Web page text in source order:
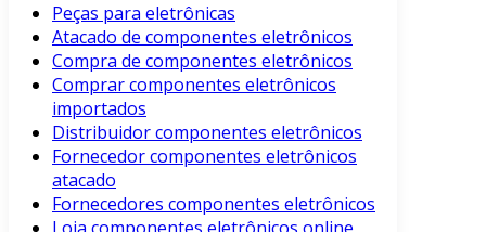
Peças para eletrônicas
Atacado de componentes eletrônicos
Compra de componentes eletrônicos
Comprar componentes eletrônicos
importados
Distribuidor componentes eletrônicos
Fornecedor componentes eletrônicos
atacado
Fornecedores componentes eletrônicos